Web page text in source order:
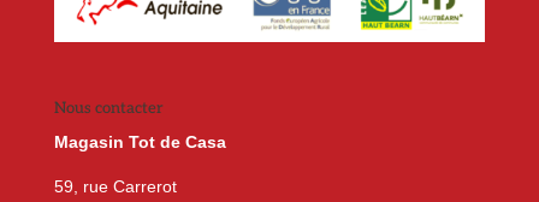
Nous contacter
Magasin Tot de Casa
59, rue Carrerot